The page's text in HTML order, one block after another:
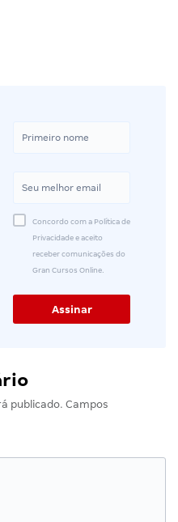
Concordo com a Política de
Privacidade e aceito
receber comunicações do
Gran Cursos Online.
publicado. Campos